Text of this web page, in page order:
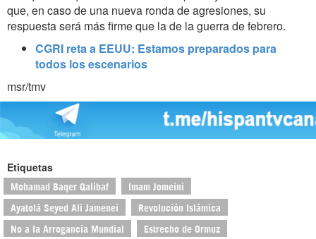
que, en caso de una nueva ronda de agresiones, su
respuesta será más firme que la de la guerra de febrero.
CGRI reta a EEUU: Estamos preparados para
todos los escenarios
msr/tmv
Etiquetas
Mohamad Baqer Qalibaf Imam Jomeini
Ayatolá Seyed Ali Jamenei Revolución Islámica
No a la Arrogancia Mundial Estrecho de Ormuz